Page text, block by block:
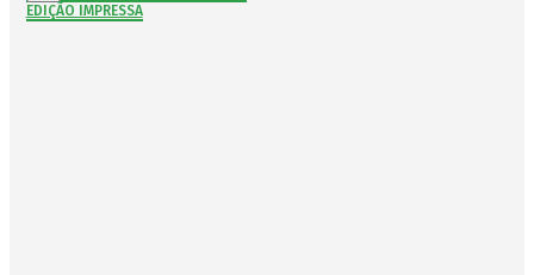
EDIÇÃO IMPRESSA